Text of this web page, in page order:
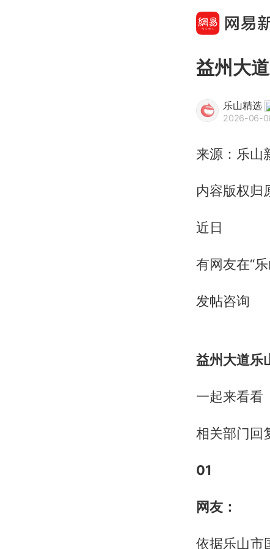
益州大
乐山精选
2026-06-
来源：乐山
内容版权归
近日
有网友在“
发帖咨询
益州大道乐
一起来看看
相关部门回
01
网友：
依据乐山市